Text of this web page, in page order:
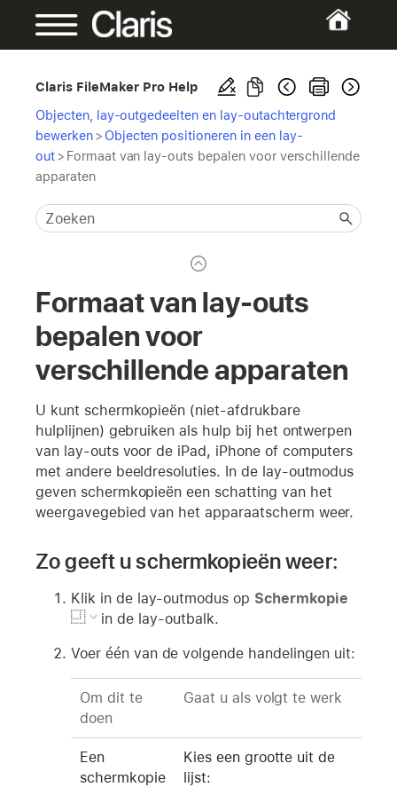
Claris FileMaker Pro Help
Objecten, lay-outgedeelten en lay-outachtergrond
bewerken> Objecten positioneren in een lay-
out> Formaat van lay-outs bepalen voor verschillende
apparaten
Formaat van lay-outs
bepalen voor
verschillende apparaten
U kunt schermkopieën (niet-afdrukbare
hulplijnen) gebruiken als hulp bij het ontwerpen
van lay-outs voor de iPad, iPhone of computers
met andere beeldresoluties. In de lay-outmodus
geven schermkopieën een schatting van het
weergavegebied van het apparaatscherm weer.
Zo geeft u schermkopieën weer:
Klik in de lay-outmodus op Schermkopie
in de lay-outbalk.
Voer één van de volgende handelingen uit:
Om dit te
doen
Gaat u als volgt te werk
Een
schermkopie
Kies een grootte uit de
lijst: